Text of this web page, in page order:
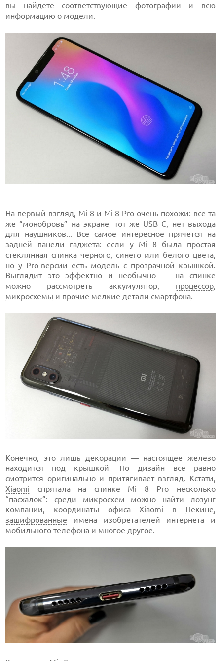
вы найдете соответствующие фотографии и всю
информацию о модели.
На первый взгляд, Mi 8 и Mi 8 Pro очень похожи: все та
же “монобровь” на экране, тот же USB С, нет выхода
для наушников... Все самое интересное прячется на
задней панели гаджета: если у Mi 8 была простая
стеклянная спинка черного, синего или белого цвета,
но у Pro-версии есть модель с прозрачной крышкой.
Выглядит это эффектно и необычно — на спинке
можно рассмотреть аккумулятор, процессор,
микросхемы и прочие мелкие детали смартфона.
Конечно, это лишь декорации — настоящее железо
находится под крышкой. Но дизайн все равно
смотрится оригинально и притягивает взгляд. Кстати,
Xiaomi спрятала на спинке Mi 8 Pro несколько
“пасхалок”: среди микросхем можно найти лозунг
компании, координаты офиса Xiaomi в Пекине,
зашифрованные имена изобретателей интернета и
мобильного телефона и многое другое.